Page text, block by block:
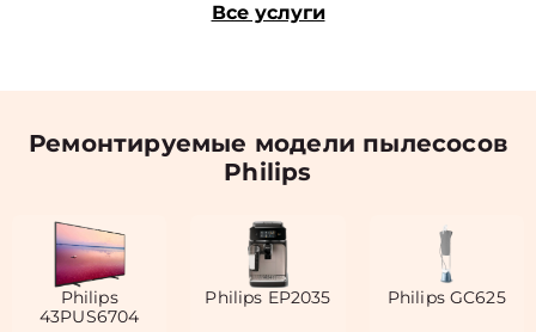
Все услуги
Ремонтируемые модели пылесосов
Philips
Philips
43PUS6704
Philips EP2035 Philips GC625